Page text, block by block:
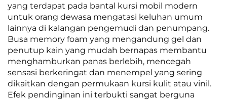
yang terdapat pada bantal kursi mobil modern
untuk orang dewasa mengatasi keluhan umum
lainnya di kalangan pengemudi dan penumpang.
Busa memory foam yang mengandung gel dan
penutup kain yang mudah bernapas membantu
menghamburkan panas berlebih, mencegah
sensasi berkeringat dan menempel yang sering
dikaitkan dengan permukaan kursi kulit atau vinil.
Efek pendinginan ini terbukti sangat berguna